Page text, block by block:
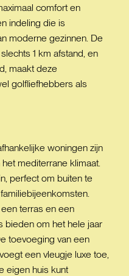
comfort en
indeling die is
moderne gezinnen. De
1 km afstand, en
maakt deze
golfliefhebbers als
woningen zijn
mediterrane klimaat.
perfect om buiten te
terras en een
bieden om het hele jaar
toevoeging van een
een vleugje luxe toe,
eigen huis kunt